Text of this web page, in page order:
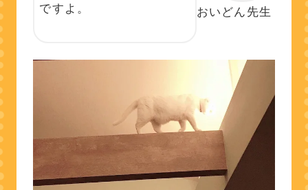
おいどん先生
ですよ。